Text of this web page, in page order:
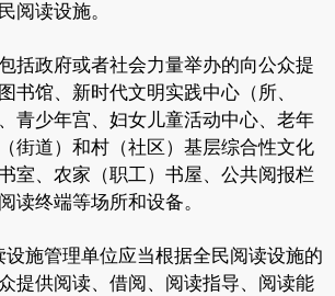
阅读设施。
括政府或者社会力量举办的向公众提
书馆、新时代文明实践中心（所、
青少年宫、妇女儿童活动中心、老年
街道）和村（社区）基层综合性文化
室、农家（职工）书屋、公共阅报栏
读终端等场所和设备。
设施管理单位应当根据全民阅读设施的
提供阅读、借阅、阅读指导、阅读能